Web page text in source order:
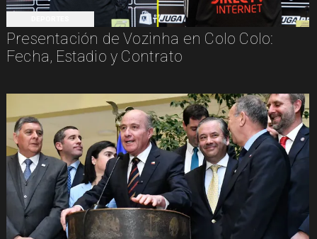
Presentación de Vozinha en Colo Colo:
Fecha, Estadio y Contrato